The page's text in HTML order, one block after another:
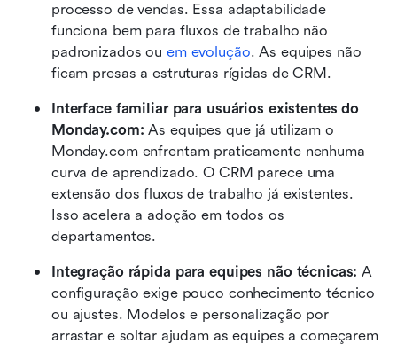
processo de vendas. Essa adaptabilidade
funciona bem para fluxos de trabalho não
padronizados ou em evolução. As equipes não
ficam presas a estruturas rígidas de CRM.
Interface familiar para usuários existentes do
Monday.com: As equipes que já utilizam o
Monday.com enfrentam praticamente nenhuma
curva de aprendizado. O CRM parece uma
extensão dos fluxos de trabalho já existentes.
Isso acelera a adoção em todos os
departamentos.
Integração rápida para equipes não técnicas: A
configuração exige pouco conhecimento técnico
ou ajustes. Modelos e personalização por
arrastar e soltar ajudam as equipes a começarem